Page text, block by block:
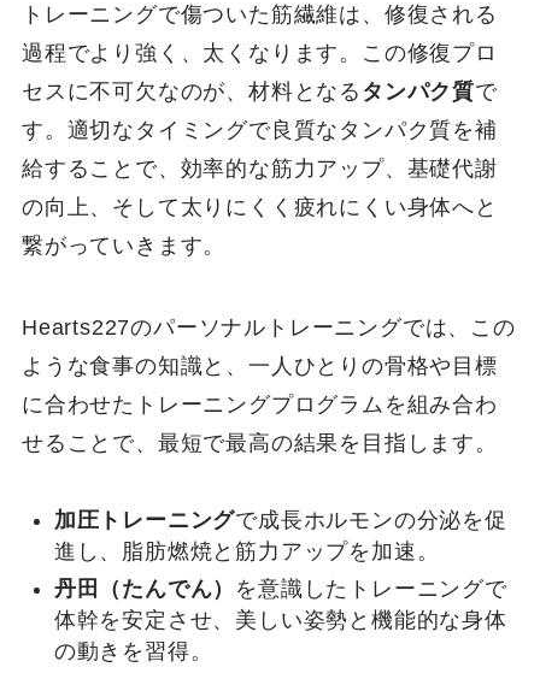
トレーニングで傷ついた筋繊維は、修復される
過程でより強く、太くなります。この修復プロ
セスに不可欠なのが、材料となる タンパク質で
す。適切なタイミングで良質なタンパク質を補
給することで、効率的な筋力アップ、基礎代謝
の向上、そして太りにくく疲れにくい身体へと
繋がっていきます。
Hearts227のパーソナルトレーニングでは、この
ような食事の知識と、一人ひとりの骨格や目標
に合わせたトレーニングプログラムを組み合わ
せることで、最短で最高の結果を目指します。
加圧トレーニングで成長ホルモンの分泌を促
進し、脂肪燃焼と筋力アップを加速。
丹田（たんでん） を意識したトレーニングで
体幹を安定させ、美しい姿勢と機能的な身体
の動きを習得。